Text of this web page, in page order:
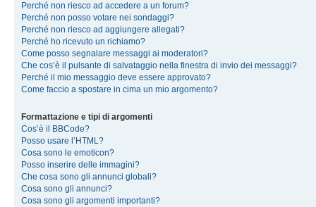
Perché non riesco ad accedere a un forum?
Perché non posso votare nei sondaggi?
Perché non riesco ad aggiungere allegati?
Perché ho ricevuto un richiamo?
Come posso segnalare messaggi ai moderatori?
Che cos’è il pulsante di salvataggio nella finestra di invio dei messaggi?
Perché il mio messaggio deve essere approvato?
Come faccio a spostare in cima un mio argomento?
Formattazione e tipi di argomenti
Cos’è il BBCode?
Posso usare l’HTML?
Cosa sono le emoticon?
Posso inserire delle immagini?
Che cosa sono gli annunci globali?
Cosa sono gli annunci?
Cosa sono gli argomenti importanti?